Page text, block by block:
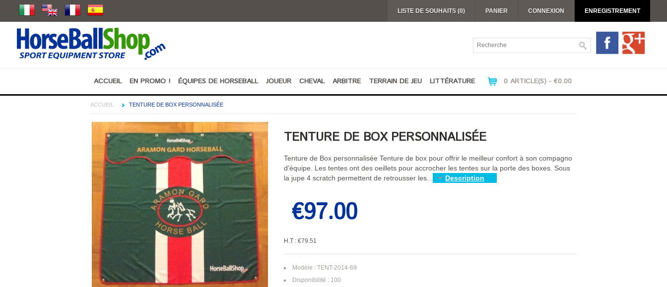
LISTE DE SOUHAITS (0) PANIER CONNEXION ENREGISTREMENT
ACCUEIL EN PROMO ! ÉQUIPES DE HORSEBALL JOUEUR CHEVAL ARBITRE TERRAIN DE JEU LITTÉRATURE 0 ARTICLE(S) - €0.00
ACCUEIL TENTURE DE BOX PERSONNALISÉE
TENTURE DE BOX PERSONNALISÉE
Tenture de Box personnalisée Tenture de box pour offrir le meilleur confort à son compagno
d'équipe. Les tentes ont des oeillets pour accrocher les tentes sur la porte des boxes. Sous
la jupe 4 scratch permettent de retrousser les...
Description
€97.00
H.T : €79.51
Modèle : TENT-2014-69
Disponibilité : 100